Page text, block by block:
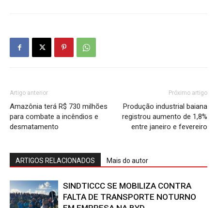
Artigo anterior
Amazônia terá R$ 730 milhões
para combate a incêndios e
desmatamento
Próximo artigo
Produção industrial baiana
registrou aumento de 1,8%
entre janeiro e fevereiro
ARTIGOS RELACIONADOS Mais do autor
SINDTICCC SE MOBILIZA CONTRA
FALTA DE TRANSPORTE NOTURNO